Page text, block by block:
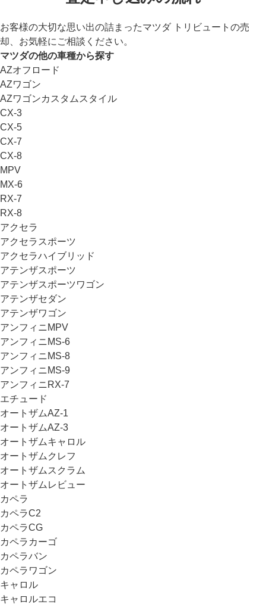
お客様の大切な思い出の詰まったマツダ トリビュートの売
却、お気軽にご相談ください。
マツダの他の車種から探す
AZオフロード
AZワゴン
AZワゴンカスタムスタイル
CX-3
CX-5
CX-7
CX-8
MPV
MX-6
RX-7
RX-8
アクセラ
アクセラスポーツ
アクセラハイブリッド
アテンザスポーツ
アテンザスポーツワゴン
アテンザセダン
アテンザワゴン
アンフィニMPV
アンフィニMS-6
アンフィニMS-8
アンフィニMS-9
アンフィニRX-7
エチュード
オートザムAZ-1
オートザムAZ-3
オートザムキャロル
オートザムクレフ
オートザムスクラム
オートザムレビュー
カペラ
カペラC2
カペラCG
カペラカーゴ
カペラバン
カペラワゴン
キャロル
キャロルエコ